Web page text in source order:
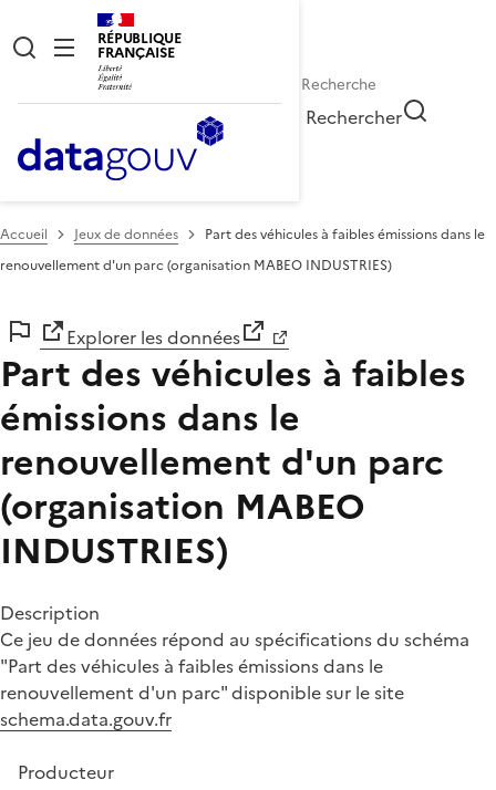
RÉPUBLIQUE
FRANÇAISE
Rechercher
Accueil Jeux de données
Part des véhicules à faibles émissions dans le
renouvellement d'un parc (organisation MABEO INDUSTRIES)
Explorer les données
Part des véhicules à faibles
émissions dans le
renouvellement d'un parc
(organisation MABEO
INDUSTRIES)
Description
Ce jeu de données répond au spécifications du schéma
"Part des véhicules à faibles émissions dans le
renouvellement d'un parc" disponible sur le site
schema.data.gouv.fr
Producteur